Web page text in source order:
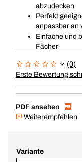
abzudecken
Perfekt
anpassbar an
Einfache und
Fächer
(0)
Erste Bewertung
PDF ansehen
Weiterempfehlen
Variante